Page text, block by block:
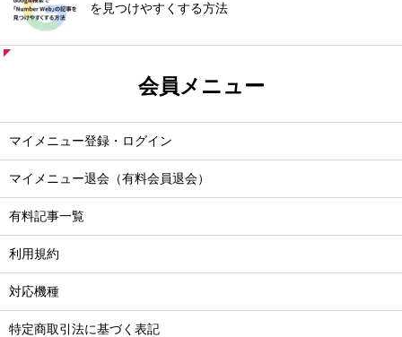
を見つけやすくする方法
会員メニュー
マイメニュー登録・ログイン
マイメニュー退会（有料会員退会）
有料記事一覧
利用規約
対応機種
特定商取引法に基づく表記